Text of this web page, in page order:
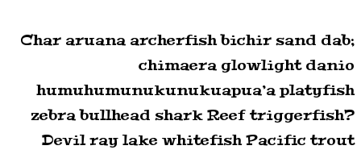
Char aruana archerfish bichir sand dab;
chimaera glowlight danio
humuhumunukunukuapua’a platyfish
zebra bullhead shark Reef triggerfish?
Devil ray lake whitefish Pacific trout